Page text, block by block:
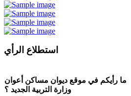
استطلاع الرأي
ما رأيكم في موقع ديوان مساكن أعوان
وزارة التربية الجديد ؟